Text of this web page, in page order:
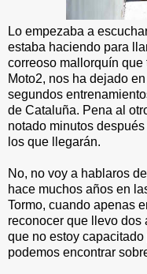
Lo empezaba a
estaba haciendo para
correoso mallorquín
Moto2, nos ha dejado
segundos
de Cataluña. Pena al
notado minutos
los que llegarán.
No, no voy a hablaros
hace muchos años en
Tormo, cuando apenas
reconocer que llevo dos
que no estoy
podemos encontrar